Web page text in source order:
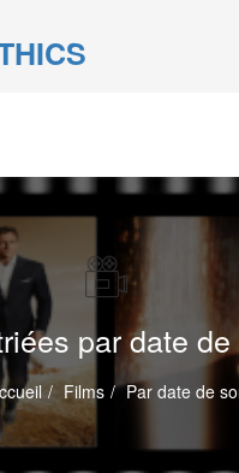
par date
Films Par date de